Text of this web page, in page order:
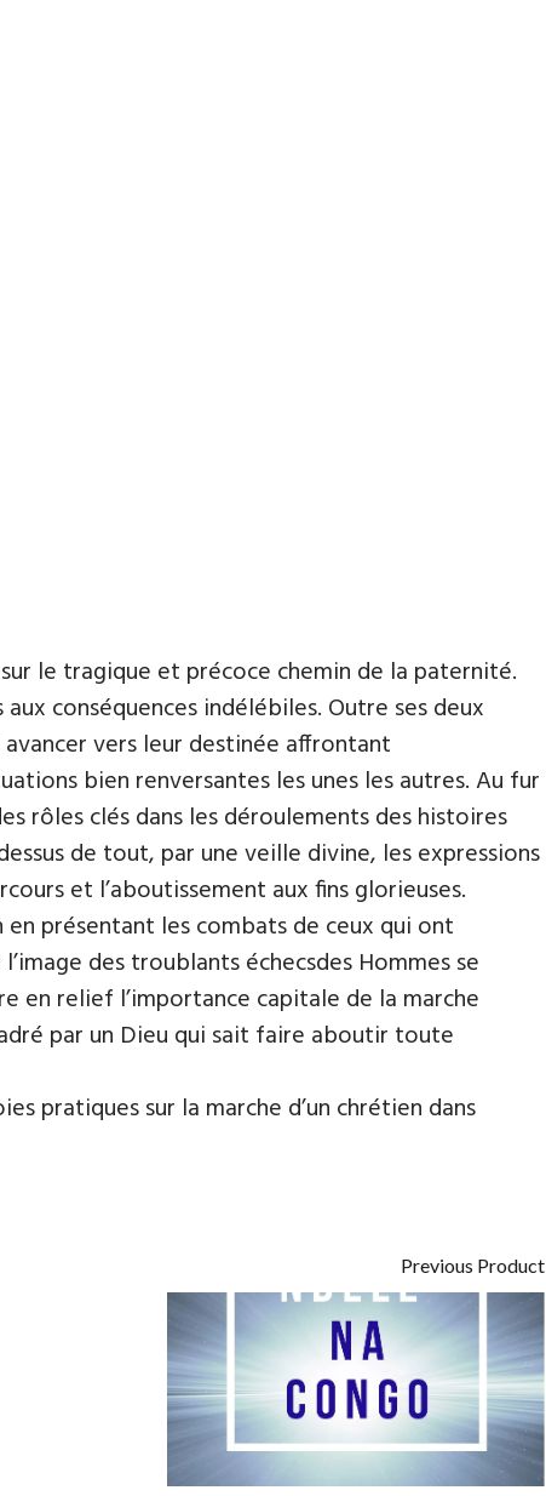
le tragique et précoce chemin de la paternité.
conséquences indélébiles. Outre ses deux
vers leur destinée affrontant
bien renversantes les unes les autres. Au fur
rôles clés dans les déroulements des histoires
de tout, par une veille divine, les expressions
et l’aboutissement aux fins glorieuses.
en présentant les combats de ceux qui ont
des troublants échecsdes Hommes se
en relief l’importance capitale de la marche
par un Dieu qui sait faire aboutir toute
pratiques sur la marche d’un chrétien dans
Previous Product